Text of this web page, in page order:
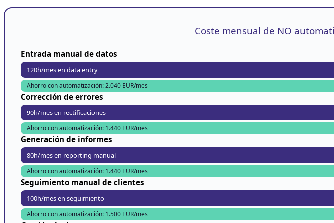
Coste mensual de NO
Entrada manual de datos
120h/mes en data entry
Ahorro con automatización: 2.040 EUR/mes
Corrección de errores
90h/mes en rectificaciones
Ahorro con automatización: 1.440 EUR/mes
Generación de informes
80h/mes en reporting manual
Ahorro con automatización: 1.440 EUR/mes
Seguimiento manual de clientes
100h/mes en seguimiento
Ahorro con automatización: 1.500 EUR/mes